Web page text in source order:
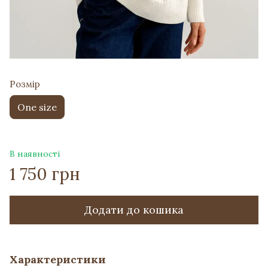
Розмір
One size
В наявності
1 750 грн
Додати до кошика
Характеристики